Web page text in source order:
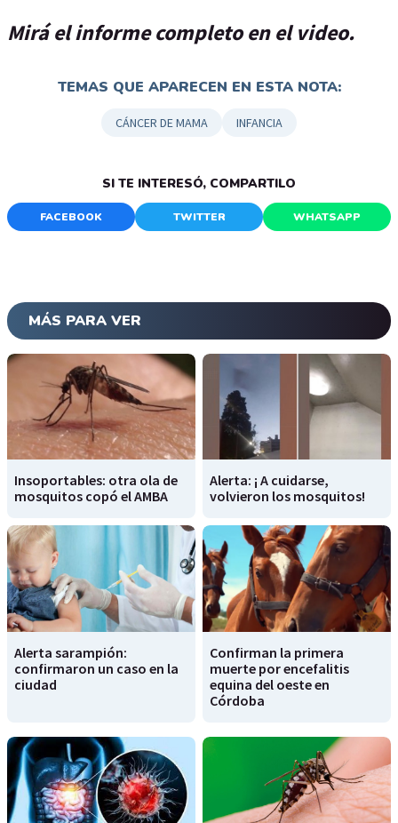
Mirá el informe completo en el video.
TEMAS QUE APARECEN EN ESTA NOTA:
CÁNCER DE MAMA INFANCIA
SI TE INTERESÓ, COMPARTILO
FACEBOOK TWITTER WHATSAPP
MÁS PARA VER
Insoportables: otra ola de
mosquitos copó el AMBA
Alerta: ¡ A cuidarse,
volvieron los mosquitos!
Alerta sarampión:
confirmaron un caso en la
ciudad
Confirman la primera
muerte por encefalitis
equina del oeste en
Córdoba